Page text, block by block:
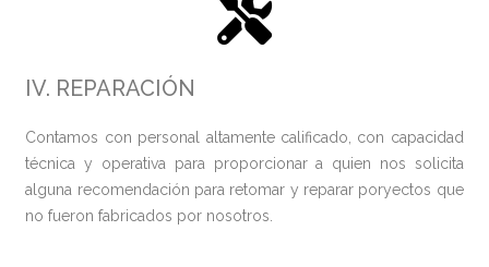
IV. REPARACIÓN
Contamos con personal altamente calificado, con capacidad
técnica y operativa para proporcionar a quien nos solicita
alguna recomendación para retomar y reparar poryectos que
no fueron fabricados por nosotros.